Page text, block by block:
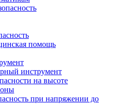
помощь
инструмент
на высоте
при напряжении до